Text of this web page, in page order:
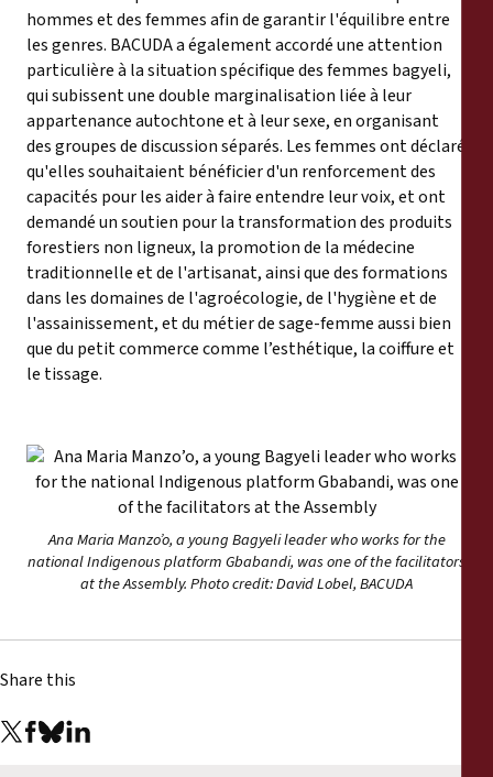
hommes et des femmes afin de garantir l'équilibre entre
les genres. BACUDA a également accordé une attention
particulière à la situation spécifique des femmes bagyeli,
qui subissent une double marginalisation liée à leur
appartenance autochtone et à leur sexe, en organisant
des groupes de discussion séparés. Les femmes ont déclaré
qu'elles souhaitaient bénéficier d'un renforcement des
capacités pour les aider à faire entendre leur voix, et ont
demandé un soutien pour la transformation des produits
forestiers non ligneux, la promotion de la médecine
traditionnelle et de l'artisanat, ainsi que des formations
dans les domaines de l'agroécologie, de l'hygiène et de
l'assainissement, et du métier de sage-femme aussi bien
que du petit commerce comme l’esthétique, la coiffure et
le tissage.
Ana Maria Manzo’o, a young Bagyeli leader who works for the
national Indigenous platform Gbabandi, was one of the facilitators
at the Assembly. Photo credit: David Lobel, BACUDA
Share this